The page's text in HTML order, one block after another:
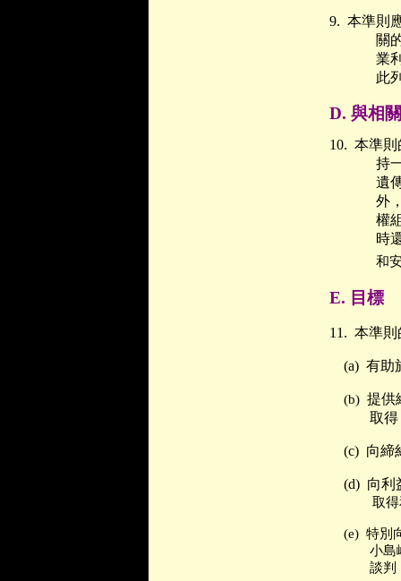
9. 本準則
關
業
此
D. 與相
10. 本準則
持
遺
外
權
時
和
E. 目標
11. 本準則
(a) 有助
(b) 提供
取
(c) 向締
(d) 向利
取
(e) 特別
小島
談判